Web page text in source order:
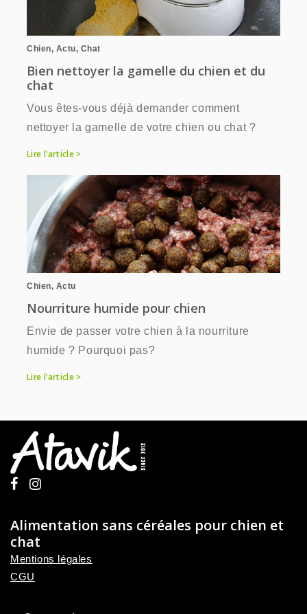
Chien, Actu, Chat
Bien nettoyer la gamelle du chien et du
chat
Vous êtes-vous déjà demander comment
nettoyer la gamelle de votre chien ou chat ?
Lire l'article >
Chien, Actu
Nourriture humide pour chien
Envie de passer votre chien à la nourriture
humide ? Pourquoi pas?
Lire l'article >
Alimentation sans céréales pour chien et
chat
Mentions légales
CGU